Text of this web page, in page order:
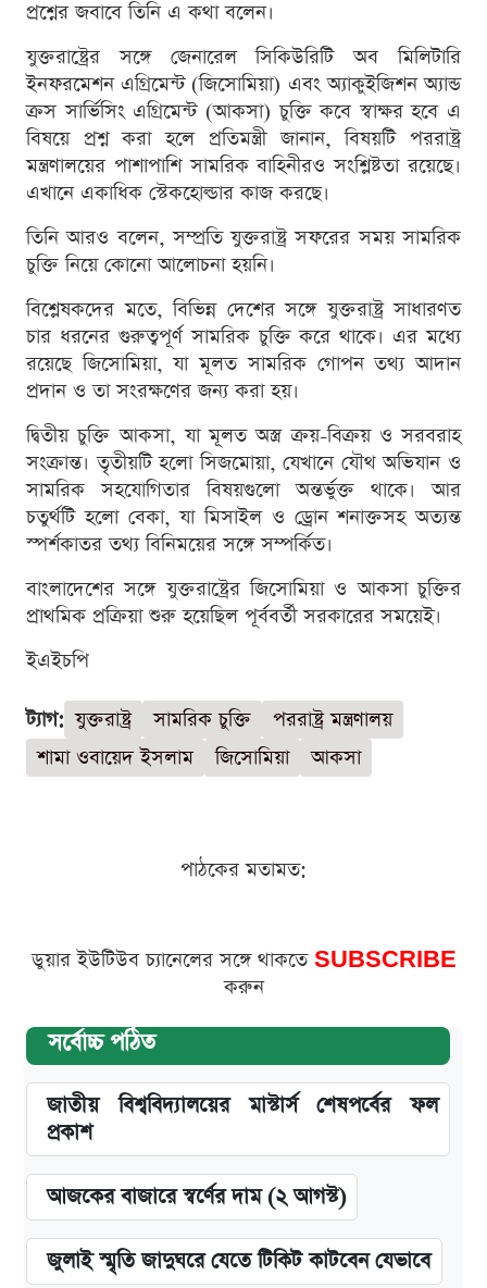
প্রশ্নের জবাবে তিনি এ কথা বলেন।
যুক্তরাষ্ট্রের সঙ্গে জেনারেল সিকিউরিটি অব মিলিটারি
ইনফরমেশন এগ্রিমেন্ট (জিসোমিয়া) এবং অ্যাকুইজিশন অ্যান্ড
ক্রস সার্ভিসিং এগ্রিমেন্ট (আকসা) চুক্তি কবে স্বাক্ষর হবে এ
বিষয়ে প্রশ্ন করা হলে প্রতিমন্ত্রী জানান, বিষয়টি পররাষ্ট্র
মন্ত্রণালয়ের পাশাপাশি সামরিক বাহিনীরও সংশ্লিষ্টতা রয়েছে।
এখানে একাধিক স্টেকহোল্ডার কাজ করছে।
তিনি আরও বলেন, সম্প্রতি যুক্তরাষ্ট্র সফরের সময় সামরিক
চুক্তি নিয়ে কোনো আলোচনা হয়নি।
বিশ্লেষকদের মতে, বিভিন্ন দেশের সঙ্গে যুক্তরাষ্ট্র সাধারণত
চার ধরনের গুরুত্বপূর্ণ সামরিক চুক্তি করে থাকে। এর মধ্যে
রয়েছে জিসোমিয়া, যা মূলত সামরিক গোপন তথ্য আদান
প্রদান ও তা সংরক্ষণের জন্য করা হয়।
দ্বিতীয় চুক্তি আকসা, যা মূলত অস্ত্র ক্রয়-বিক্রয় ও সরবরাহ
সংক্রান্ত। তৃতীয়টি হলো সিজমোয়া, যেখানে যৌথ অভিযান ও
সামরিক সহযোগিতার বিষয়গুলো অন্তর্ভুক্ত থাকে। আর
চতুর্থটি হলো বেকা, যা মিসাইল ও ড্রোন শনাক্তসহ অত্যন্ত
স্পর্শকাতর তথ্য বিনিময়ের সঙ্গে সম্পর্কিত।
বাংলাদেশের সঙ্গে যুক্তরাষ্ট্রের জিসোমিয়া ও আকসা চুক্তির
প্রাথমিক প্রক্রিয়া শুরু হয়েছিল পূর্ববর্তী সরকারের সময়েই।
ইএইচপি
ট্যাগ: যুক্তরাষ্ট্র সামরিক চুক্তি
পররাষ্ট্র মন্ত্রণালয়
শামা ওবায়েদ ইসলাম
জিসোমিয়া আকসা
পাঠকের মতামত:
ডুয়ার ইউটিউব চ্যানেলের সঙ্গে থাকতে SUBSCRIBE
করুন
সর্বোচ্চ পঠিত
জাতীয় বিশ্ববিদ্যালয়ের মাস্টার্স শেষপর্বের ফল
প্রকাশ
আজকের বাজারে স্বর্ণের দাম (২ আগস্ট)
জুলাই স্মৃতি জাদুঘরে যেতে টিকিট কাটবেন যেভাবে